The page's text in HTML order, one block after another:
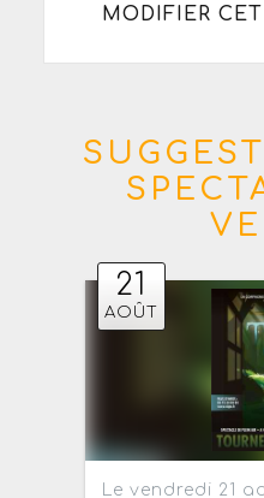
MODIFIER
21
AOÛT
Le vendredi 21